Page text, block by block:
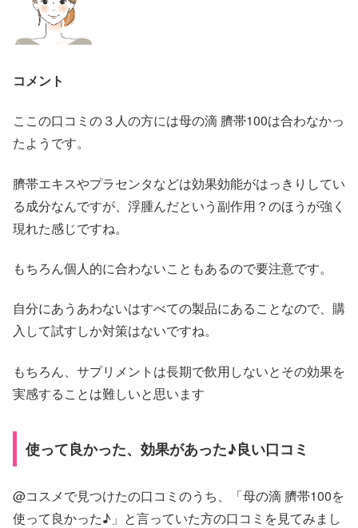
コメント
ここの口コミの３人の方には母の滴 臍帯100は合わなかっ
たようです。
臍帯エキスやプラセンタなどは効果効能がはっきりしてい
る成分なんですが、浮腫んだという副作用？のほうが強く
現れた感じですね。
もちろん個人的に合わないこともあるので要注意です。
自分にあうあわないはすべての製品にあることなので、購
入して試すしか対策はないですね。
もちろん、サプリメントは長期で飲用しないとその効果を
実感することは難しいと思います
使って良かった、効果があった♪良い口コミ
@コスメで見つけたの口コミのうち、「母の滴 臍帯100を
使って良かった♪」と言っていた方の口コミを見てみまし